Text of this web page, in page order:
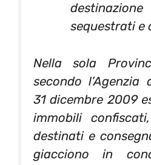
sequestrati e
Nella sola
secondo l’Agenzia
31 dicembre 2009
immobili
destinati e
giacciono in